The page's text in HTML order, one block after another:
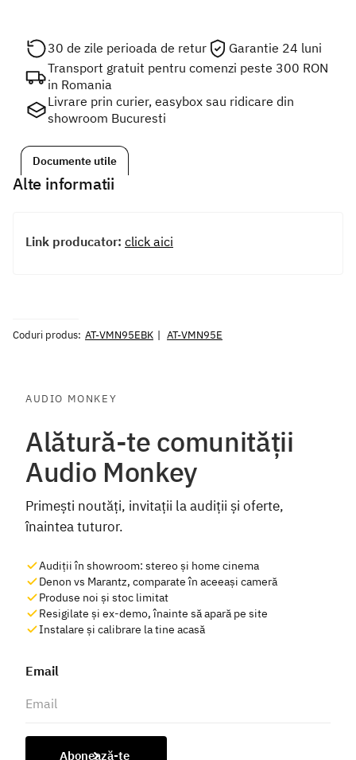
30 de zile perioada de retur
Garantie 24 luni
Transport gratuit pentru comenzi peste 300 RON
in Romania
Livrare prin curier, easybox sau ridicare din
showroom Bucuresti
Documente utile
Alte informatii
Link producator: click aici
Coduri produs: AT-VMN95EBK AT-VMN95E
AUDIO MONKEY
Alătură-te comunității
Audio Monkey
Primești noutăți, invitații la audiții și oferte,
înaintea tuturor.
Audiții în showroom: stereo și home cinema
Denon vs Marantz, comparate în aceeași cameră
Produse noi și stoc limitat
Resigilate și ex-demo, înainte să apară pe site
Instalare și calibrare la tine acasă
Email
Abonează-te